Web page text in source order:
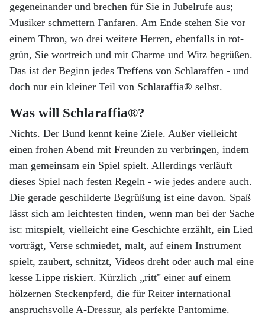
gegeneinander und brechen für Sie in Jubelrufe aus;
Musiker schmettern Fanfaren. Am Ende stehen Sie vor
einem Thron, wo drei weitere Herren, ebenfalls in rot-
grün, Sie wortreich und mit Charme und Witz begrüßen.
Das ist der Beginn jedes Treffens von Schlaraffen - und
doch nur ein kleiner Teil von Schlaraffia® selbst.
Was will Schlaraffia®?
Nichts. Der Bund kennt keine Ziele. Außer vielleicht
einen frohen Abend mit Freunden zu verbringen, indem
man gemeinsam ein Spiel spielt. Allerdings verläuft
dieses Spiel nach festen Regeln - wie jedes andere auch.
Die gerade geschilderte Begrüßung ist eine davon. Spaß
lässt sich am leichtesten finden, wenn man bei der Sache
ist: mitspielt, vielleicht eine Geschichte erzählt, ein Lied
vorträgt, Verse schmiedet, malt, auf einem Instrument
spielt, zaubert, schnitzt, Videos dreht oder auch mal eine
kesse Lippe riskiert. Kürzlich „ritt" einer auf einem
hölzernen Steckenpferd, die für Reiter international
anspruchsvolle A-Dressur, als perfekte Pantomime.